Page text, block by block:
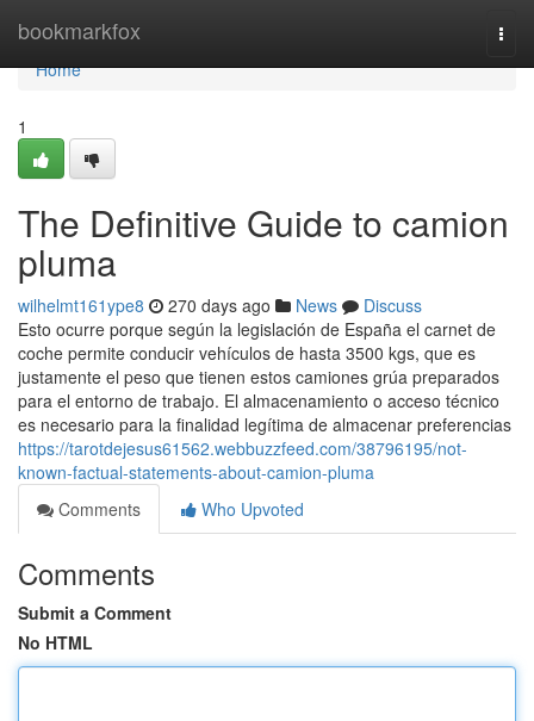
bookmarkfox
Home
Home
1
The Definitive Guide to camion
pluma
wilhelmt161ype8 270 days ago News
Discuss
Esto ocurre porque según la legislación de España el carnet de
coche permite conducir vehículos de hasta 3500 kgs, que es
justamente el peso que tienen estos camiones grúa preparados
para el entorno de trabajo. El almacenamiento o acceso técnico
es necesario para la finalidad legítima de almacenar preferencias
https://tarotdejesus61562.webbuzzfeed.com/38796195/not-
known-factual-statements-about-camion-pluma
Comments
Who Upvoted
Comments
Submit a Comment
No HTML